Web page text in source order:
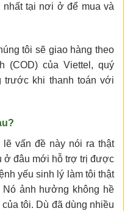
tại nơi ở để mua và
tôi sẽ giao hàng theo
(COD) của Viettel, quý
trước khi thanh toán với
lẽ vấn đề này nói ra thật
ở đâu mới hỗ trợ trị được
yếu sinh lý làm tôi thật
ảnh hưởng không hề
tôi. Dù đã dùng nhiều